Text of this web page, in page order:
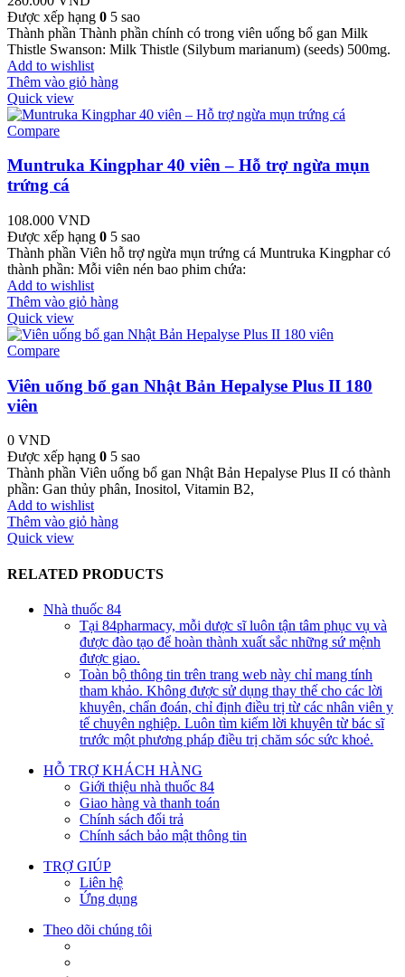
Được xếp hạng 0 5 sao
Thành phần Thành phần chính có trong viên uống bổ gan Milk
Thistle Swanson: Milk Thistle (Silybum marianum) (seeds) 500mg.
Add to wishlist
Thêm vào giỏ hàng
Quick view
Compare
Muntruka Kingphar 40 viên – Hỗ trợ ngừa mụn
trứng cá
108.000 VND
Được xếp hạng 0 5 sao
Thành phần Viên hỗ trợ ngừa mụn trứng cá Muntruka Kingphar có
thành phần: Mỗi viên nén bao phim chứa:
Add to wishlist
Thêm vào giỏ hàng
Quick view
Compare
Viên uống bổ gan Nhật Bản Hepalyse Plus II 180
viên
0 VND
Được xếp hạng 0 5 sao
Thành phần Viên uống bổ gan Nhật Bản Hepalyse Plus II có thành
phần: Gan thủy phân, Inositol, Vitamin B2,
Add to wishlist
Thêm vào giỏ hàng
Quick view
RELATED PRODUCTS
Nhà thuốc 84
Tại 84pharmacy, mỗi dược sĩ luôn tận tâm phục vụ và
được đào tạo để hoàn thành xuất sắc những sứ mệnh
được giao.
Toàn bộ thông tin trên trang web này chỉ mang tính
tham khảo. Không được sử dụng thay thế cho các lời
khuyên, chẩn đoán, chỉ định điều trị từ các nhân viên y
tế chuyên nghiệp. Luôn tìm kiếm lời khuyên từ bác sĩ
trước một phương pháp điều trị chăm sóc sức khoẻ.
HỖ TRỢ KHÁCH HÀNG
Giới thiệu nhà thuốc 84
Giao hàng và thanh toán
Chính sách đổi trả
Chính sách bảo mật thông tin
TRỢ GIÚP
Liên hệ
Ứng dụng
Theo dõi chúng tôi